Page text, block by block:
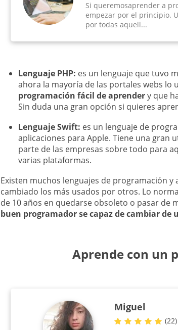
Si queremosaprender a
empezar por el principio.
por todas aquell...
Lenguaje PHP: es un lenguaje que tuvo
ahora la mayoría de las portales webs lo
programación fácil de aprendery que
Sin duda una gran opción si quieres
Lenguaje Swift: es un lenguaje de
aplicaciones para Apple. Tiene una gran
parte de las empresas sobre todo para
varias plataformas.
Existen muchos lenguajes de programación y
cambiado los más usados por otros. Lo
de 10 años en quedarse obsoleto o pasar de
buen programador se capaz de cambiar
Aprende con un
Miguel
(22)